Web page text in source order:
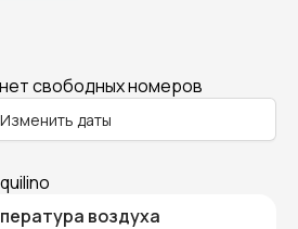
свободных номеров
Изменить даты
воздуха